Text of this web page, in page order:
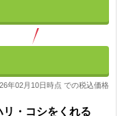
年02月10日時点 での税込価格
・コシをくれる